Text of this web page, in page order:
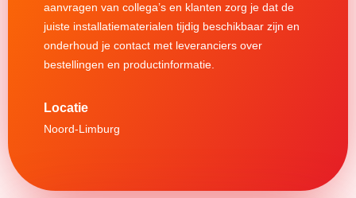
aanvragen van collega’s en klanten zorg je dat de
juiste installatiematerialen tijdig beschikbaar zijn en
onderhoud je contact met leveranciers over
bestellingen en productinformatie.
Noord-Limburg